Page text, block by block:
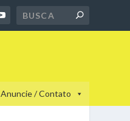
Anuncie / Contato